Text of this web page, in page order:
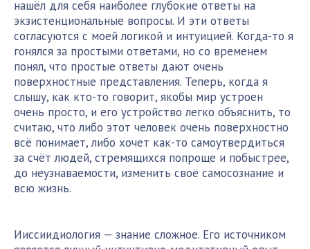
нашёл для себя наиболее глубокие ответы на
экзистенциональные вопросы. И эти ответы
согласуются с моей логикой и интуицией. Когда-то я
гонялся за простыми ответами, но со временем
понял, что простые ответы дают очень
поверхностные представления. Теперь, когда я
слышу, как кто-то говорит, якобы мир устроен
очень просто, и его устройство легко объяснить, то
считаю, что либо этот человек очень поверхностно
всё понимает, либо хочет как-то самоутвердиться
за счёт людей, стремящихся попроще и побыстрее,
до неузнаваемости, изменить своё самосознание и
всю жизнь.
Ииссиидиология — знание сложное. Его источником